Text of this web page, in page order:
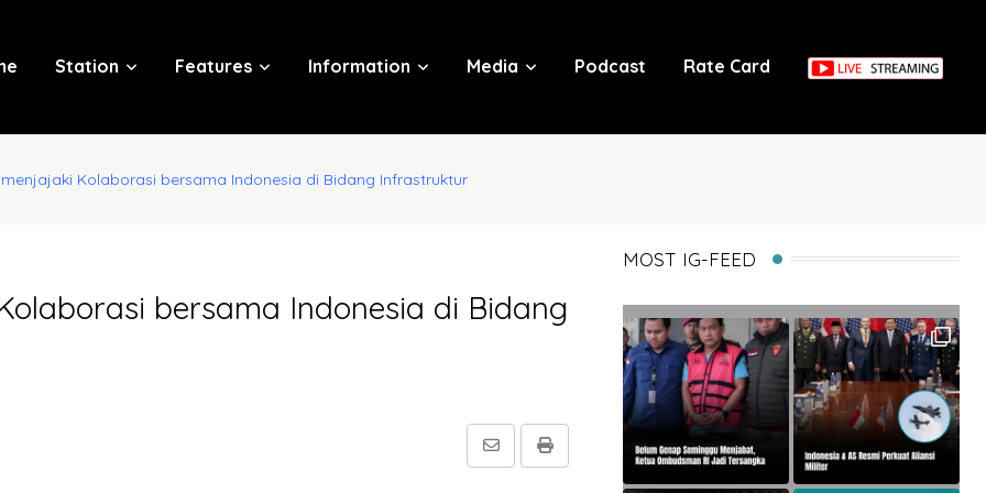
Station Features Information Media Podcast Rate Card
Kolaborasi bersama Indonesia di Bidang Infrastruktur
bersama Indonesia di Bidang
Print
Share
MOST IG-FEED